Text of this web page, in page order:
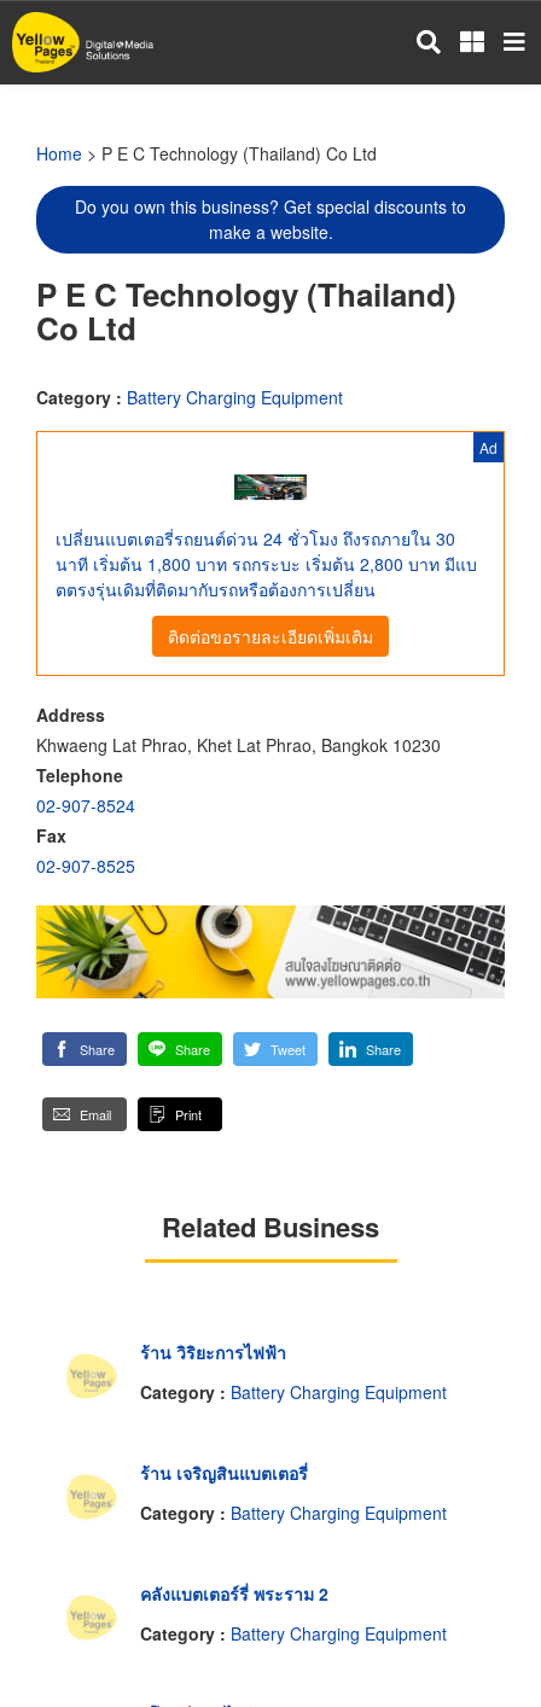
Skip
to
main
Home > P E C Technology (Thailand) Co Ltd
Do you own this business? Get special discounts to
make a website.
P E C Technology (Thailand)
Co Ltd
Category : Battery Charging Equipment
Ad
เปลี่ยนแบตเตอรี่รถยนต์ด่วน 24 ชั่วโมง ถึงรถภายใน 30
นาที เริ่มต้น 1,800 บาท รถกระบะ เริ่มต้น 2,800 บาท มีแบ
ตตรงรุ่นเดิมที่ติดมากับรถหรือต้องการเปลี่ยน
ติดต่อขอรายละเอียดเพิ่มเติม
Address
Khwaeng Lat Phrao, Khet Lat Phrao, Bangkok 10230
Telephone
02-907-8524
Fax
02-907-8525
Share Share Tweet Share
Email Print
Related Business
ร้าน วิริยะการไฟฟ้า
Category : Battery Charging Equipment
ร้าน เจริญสินแบตเตอรี่
Category : Battery Charging Equipment
คลังแบตเตอร์รี่ พระราม 2
Category : Battery Charging Equipment